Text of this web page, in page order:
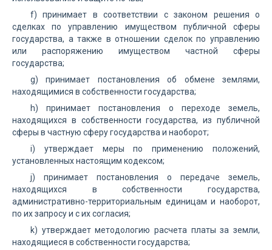
f) принимает в соответствии с законом решения о
сделках по управлению имуществом публичной сферы
государства, а также в отношении сделок по управлению
или распоряжению имуществом частной сферы
государства;
g) принимает постановления об обмене землями,
находящимися в собственности государства;
h) принимает постановления о переходе земель,
находящихся в собственности государства, из публичной
сферы в частную сферу государства и наоборот;
i) утверждает меры по применению положений,
установленных настоящим кодексом;
j) принимает постановления о передаче земель,
находящихся в собственности государства,
административно-территориальным единицам и наоборот,
по их запросу и с их согласия;
k) утверждает методологию расчета платы за земли,
находящиеся в собственности государства;